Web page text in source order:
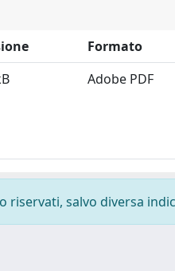
Formato
Adobe PDF
salvo diversa